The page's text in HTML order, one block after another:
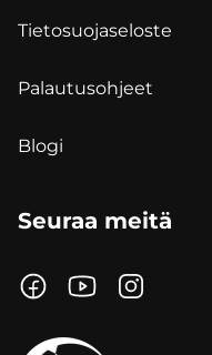
Tietosuojaseloste
Palautusohjeet
Blogi
Seuraa meitä